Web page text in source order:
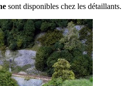
sont disponibles chez les détaillants.